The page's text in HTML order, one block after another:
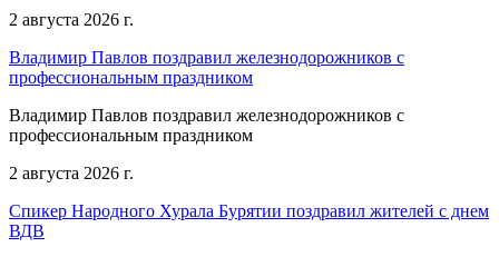
2 августа 2026 г.
Владимир Павлов поздравил железнодорожников с
профессиональным праздником
Владимир Павлов поздравил железнодорожников с
профессиональным праздником
2 августа 2026 г.
Спикер Народного Хурала Бурятии поздравил жителей с днем
ВДВ